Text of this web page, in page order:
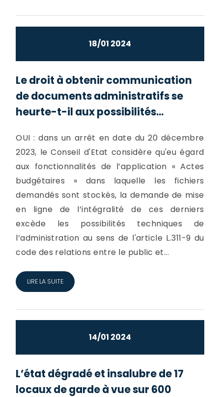
18/01 2024
Le droit à obtenir communication
de documents administratifs se
heurte-t-il aux possibilités...
OUI : dans un arrêt en date du 20 décembre
2023, le Conseil d'Etat considère qu'eu égard
aux fonctionnalités de l’application « Actes
budgétaires » dans laquelle les fichiers
demandés sont stockés, la demande de mise
en ligne de l’intégralité de ces derniers
excède les possibilités techniques de
l’administration au sens de l'article L.311-9 du
code des relations entre le public et...
LIRE LA SUITE
14/01 2024
L’état dégradé et insalubre de 17
locaux de garde à vue sur 600